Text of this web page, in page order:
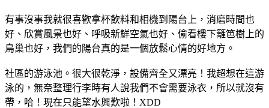
有事沒事我就很喜歡拿杯飲料和相機到陽台上，消磨時間也
好、欣賞風景也好、呼吸新鮮空氣也好、偷看樓下籬笆樹上的
鳥巢也好，我們的陽台真的是一個放鬆心情的好地方。
社區的游泳池。很大很乾淨，設備齊全又漂亮！我超想在這游
泳的，無奈整理行李時有人說我們不會需要泳衣，所以就沒有
帶，哈！現在只能望水興歎啦！XDD